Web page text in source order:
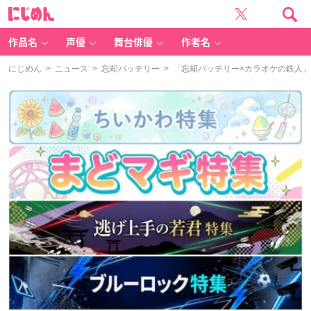
作品名 声優 舞台俳優 作者名
にじめん > ニュース > 忘却バッテリー > 「忘却バッテリー×カラオケの鉄人